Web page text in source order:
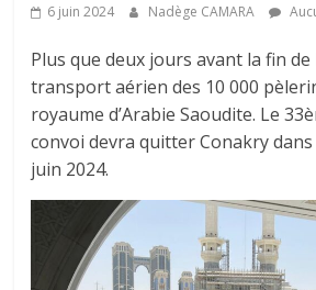
6 juin 2024 Nadège CAMARA
Plus que deux jours avant la fin de
transport aérien des 10 000
royaume d’Arabie Saoudite. Le
convoi devra quitter Conakry
juin 2024.